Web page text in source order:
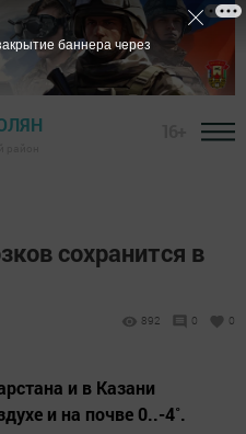
сохранится в
892 0 0
и в Казани
и на почве 0..-4˚.
баннера через